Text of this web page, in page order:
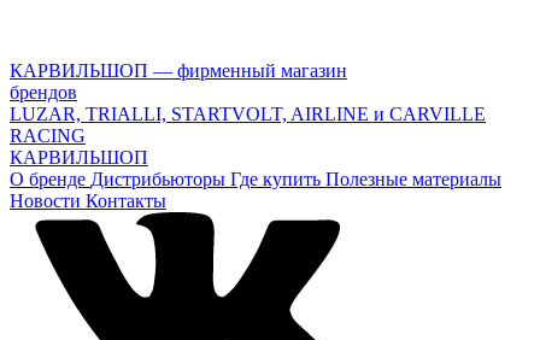
КАРВИЛЬШОП — фирменный магазин
брендов
LUZAR, TRIALLI, STARTVOLT, AIRLINE и CARVILLE
RACING
КАРВИЛЬШОП
О бренде Дистрибьюторы Где купить Полезные материалы
Новости Контакты